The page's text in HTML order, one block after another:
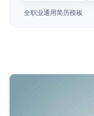
全职业通用简历模板